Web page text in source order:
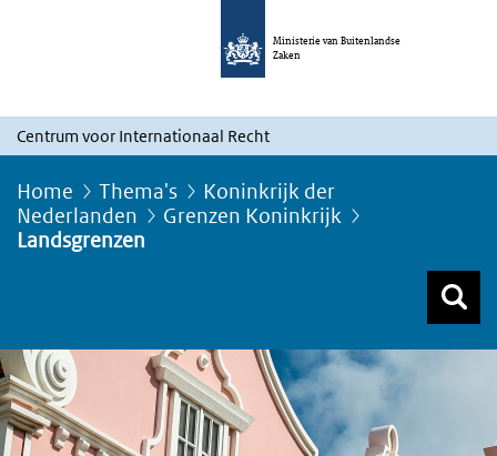
Ministerie van Buitenlandse
Zaken
Centrum voor Internationaal Recht
Home Thema's
Koninkrijk der
Nederlanden
Grenzen Koninkrijk
Landsgrenzen